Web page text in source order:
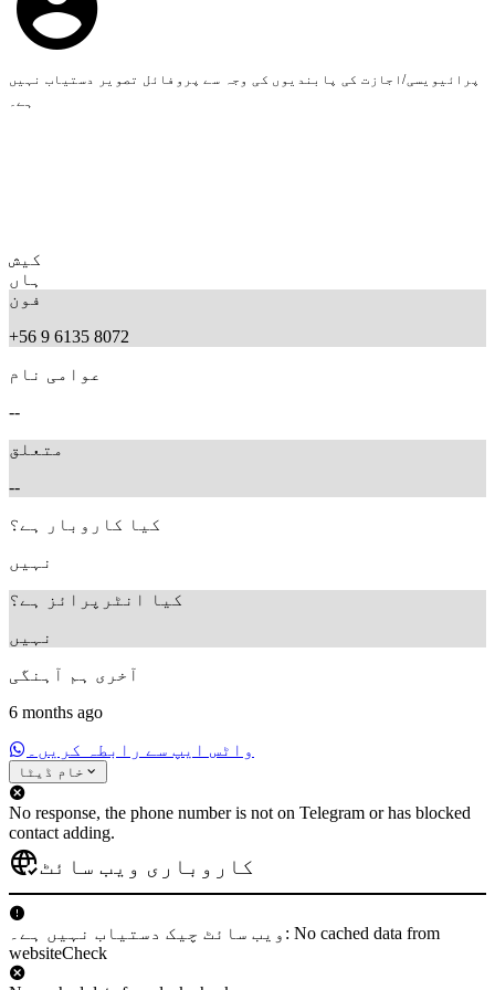
پرائیویسی/اجازت کی پابندیوں کی وجہ سے پروفائل تصویر دستیاب نہیں
ہے۔
کیش
ہاں
فون
+56 9 6135 8072
عوامی نام
--
متعلق
--
کیا کاروبار ہے؟
نہیں
کیا انٹرپرائز ہے؟
نہیں
آخری ہم آہنگی
6 months ago
واٹس ایپ سے رابطہ کریں۔
خام ڈیٹا
No response, the phone number is not on Telegram or has blocked
contact adding.
کاروباری ویب سائٹ
ویب سائٹ چیک دستیاب نہیں ہے۔: No cached data from
websiteCheck